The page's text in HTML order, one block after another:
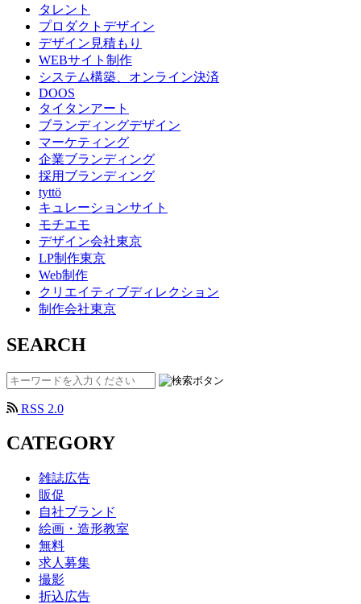
タレント
プロダクトデザイン
デザイン見積もり
WEBサイト制作
システム構築、オンライン決済
DOOS
タイタンアート
ブランディングデザイン
マーケティング
企業ブランディング
採用ブランディング
tyttö
キュレーションサイト
モチエモ
デザイン会社東京
LP制作東京
Web制作
クリエイティブディレクション
制作会社東京
SEARCH
RSS 2.0
CATEGORY
雑誌広告
販促
自社ブランド
絵画・造形教室
無料
求人募集
撮影
折込広告